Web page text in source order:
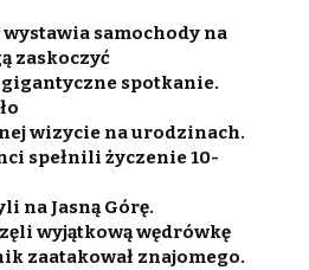
samochody na
zaskoczyć
spotkanie.
wizycie na urodzinach.
spełnili życzenie 10-
na Jasną Górę.
wyjątkową wędrówkę
zaatakował znajomego.